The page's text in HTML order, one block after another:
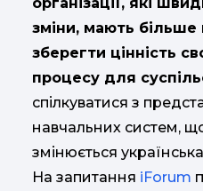
зміни, мають більше
зберегти цінність
процесу для
спілкуватися з
навчальних систем,
змінюється українська
На запитання iForum